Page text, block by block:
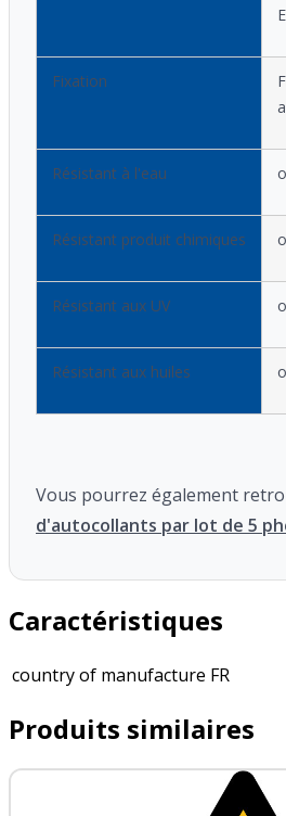
Fixation
Résistant à l'eau
Résistant produit chimiques
Résistant aux UV
Résistant aux huiles
Vous pourrez également
d'autocollants par lot de 5
Caractéristiques
country of manufacture FR
Produits similaires